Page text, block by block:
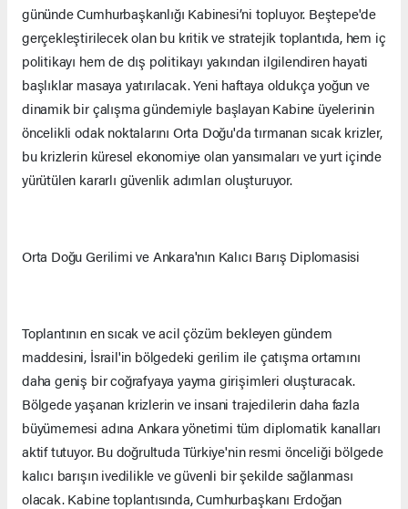
gününde Cumhurbaşkanlığı Kabinesi’ni topluyor. Beştepe'de
gerçekleştirilecek olan bu kritik ve stratejik toplantıda, hem iç
politikayı hem de dış politikayı yakından ilgilendiren hayati
başlıklar masaya yatırılacak. Yeni haftaya oldukça yoğun ve
dinamik bir çalışma gündemiyle başlayan Kabine üyelerinin
öncelikli odak noktalarını Orta Doğu'da tırmanan sıcak krizler,
bu krizlerin küresel ekonomiye olan yansımaları ve yurt içinde
yürütülen kararlı güvenlik adımları oluşturuyor.
Orta Doğu Gerilimi ve Ankara'nın Kalıcı Barış Diplomasisi
Toplantının en sıcak ve acil çözüm bekleyen gündem
maddesini, İsrail'in bölgedeki gerilim ile çatışma ortamını
daha geniş bir coğrafyaya yayma girişimleri oluşturacak.
Bölgede yaşanan krizlerin ve insani trajedilerin daha fazla
büyümemesi adına Ankara yönetimi tüm diplomatik kanalları
aktif tutuyor. Bu doğrultuda Türkiye'nin resmi önceliği bölgede
kalıcı barışın ivedilikle ve güvenli bir şekilde sağlanması
olacak. Kabine toplantısında, Cumhurbaşkanı Erdoğan